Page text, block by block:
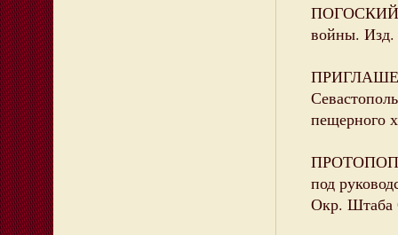
ПОГОСКИЙ
войны. Изд.
пещерного
под
Окр. Штаба